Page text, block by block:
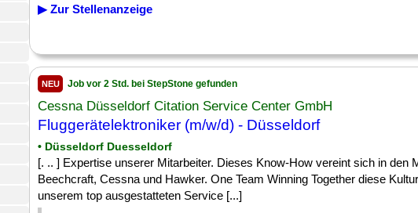
▶ Zur Stellenanzeige
NEU Job vor 2 Std. bei StepStone gefunden
Cessna Düsseldorf Citation Service Center GmbH
Fluggerätelektroniker (m/w/d) - Düsseldorf
• Düsseldorf Duesseldorf
[. .. ] Expertise unserer Mitarbeiter. Dieses Know-How vereint sich in den
Beechcraft, Cessna und Hawker. One Team Winning Together diese
unserem top ausgestatteten Service [...]